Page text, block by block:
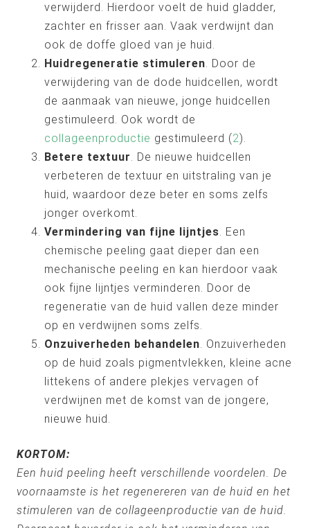
verwijderd. Hierdoor voelt de huid gladder,
zachter en frisser aan. Vaak verdwijnt dan
ook de doffe gloed van je huid.
Huidregeneratie stimuleren. Door de
verwijdering van de dode huidcellen, wordt
de aanmaak van nieuwe, jonge huidcellen
gestimuleerd. Ook wordt de
collageenproductie gestimuleerd (2).
Betere textuur. De nieuwe huidcellen
verbeteren de textuur en uitstraling van je
huid, waardoor deze beter en soms zelfs
jonger overkomt.
Vermindering van fijne lijntjes. Een
chemische peeling gaat dieper dan een
mechanische peeling en kan hierdoor vaak
ook fijne lijntjes verminderen. Door de
regeneratie van de huid vallen deze minder
op en verdwijnen soms zelfs.
Onzuiverheden behandelen. Onzuiverheden
op de huid zoals pigmentvlekken, kleine acne
littekens of andere plekjes vervagen of
verdwijnen met de komst van de jongere,
nieuwe huid.
KORTOM:
Een huid peeling heeft verschillende voordelen. De
voornaamste is het regenereren van de huid en het
stimuleren van de collageenproductie van de huid.